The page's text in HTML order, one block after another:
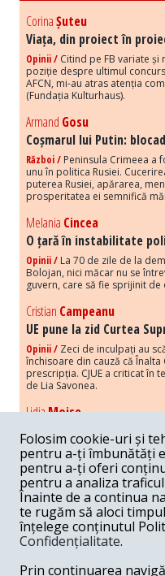
CorinaȘuteu
Viața, din proiect în
Opinii / Citind pe FB variate
poziție despre ultimul
AFCN, mi-au atras atenția
(Fundația Kulturhaus).
Armand Gosu
Coșmarul lui Putin:
Război / Peninsula Crimeea a
unu în politica Rusiei.
puterea Rusiei, apărarea,
prosperitatea ei semnifică
Melania Cincea
O țară în instabilitate
Opinii / La 70 de zile de la
Bolojan, nici măcar nu se
guvern, care să fie sprijinit
Cristian Campeanu
UE pune la zid Curtea
Opinii / Zeci de inculpați au
închisoare din cauză că
prescripția. CJUE a criticat în
de Lia Savonea.
LidiaMoise
Costurile economice ale
Opinii / Economia nu poate
susținerii intereselor
obsesia menținerii
Melania Cincea
Noi puseuri de
„neaoși”
Periodic, în spațiul
mesaje xenofobe la adresa
Folosim cookie-uri și
pentru a-ți îmbunătăți
pentru a-ți oferi
pentru a analiza
Înainte de a continua
te rugăm să aloci
înțelege conținutul
Confidențialitate.
Prin continuarea